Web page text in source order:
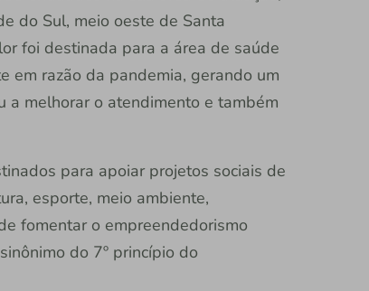
do Sul, meio oeste de Santa
foi destinada para a área de saúde
em razão da pandemia, gerando um
a melhorar o atendimento e também
para apoiar projetos sociais de
esporte, meio ambiente,
fomentar o empreendedorismo
do 7º princípio do